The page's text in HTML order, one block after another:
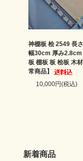
神棚板 桧 2549 長
幅30cm 厚み2.8cm
板 棚板 板 桧板 木
常商品】
10,000円(税込)
新着商品